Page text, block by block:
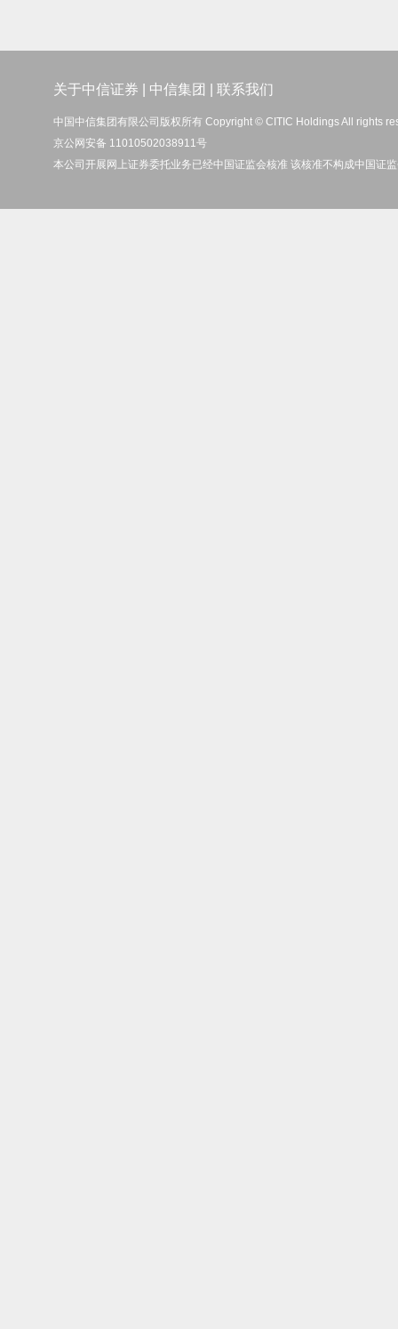
关于中信证券 中信集团 联系我们
中国中信集团有限公司版权所有 Copyright © CITIC Holdings All rights
京公网安备 11010502038911号
本公司开展网上证券委托业务已经中国证监会核准 该核准不构成中国证